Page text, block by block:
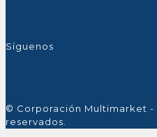
Síguenos
© Corporación Multimarket -
reservados.